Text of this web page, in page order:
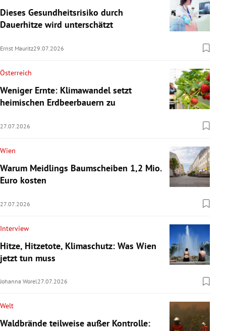
Dieses Gesundheitsrisiko durch
Dauerhitze wird unterschätzt
Ernst Mauritz29.07.2026
Österreich
Weniger Ernte: Klimawandel setzt
heimischen Erdbeerbauern zu
27.07.2026
Wien
Warum Meidlings Baumscheiben 1,2 Mio.
Euro kosten
27.07.2026
Interview
Hitze, Hitzetote, Klimaschutz: Was Wien
jetzt tun muss
Johanna Worel27.07.2026
Welt
Waldbrände teilweise außer Kontrolle: